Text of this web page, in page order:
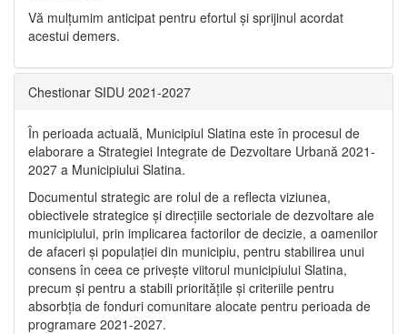
Vă mulţumim anticipat pentru efortul şi sprijinul acordat
acestui demers.
Chestionar SIDU 2021-2027
În perioada actuală, Municipiul Slatina este în procesul de
elaborare a Strategiei Integrate de Dezvoltare Urbană 2021‐
2027 a Municipiului Slatina.
Documentul strategic are rolul de a reflecta viziunea,
obiectivele strategice și direcțiile sectoriale de dezvoltare ale
municipiului, prin implicarea factorilor de decizie, a oamenilor
de afaceri și populației din municipiu, pentru stabilirea unui
consens în ceea ce privește viitorul municipiului Slatina,
precum și pentru a stabili prioritățile și criteriile pentru
absorbția de fonduri comunitare alocate pentru perioada de
programare 2021-2027.